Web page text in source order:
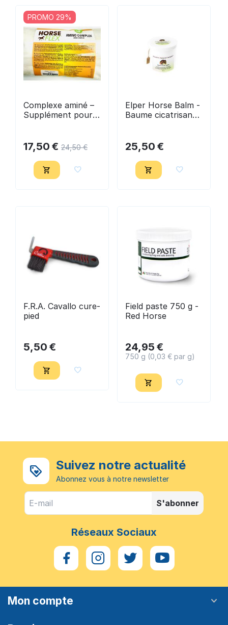
PROMO 29%
Complexe aminé –
Supplément pour
500 g - Horseflex
17,50 € 24,50 €
Elper Horse Balm -
Baume cicatrisant
25,50 €
F.R.A. Cavallo cure-
pied
5,50 €
Field paste 750 g -
Red Horse
24,95 €
750 g (0,03 € par g)
Suivez notre actualité
Abonnez vous à notre newsletter
S'abonner
Réseaux Sociaux
Mon compte